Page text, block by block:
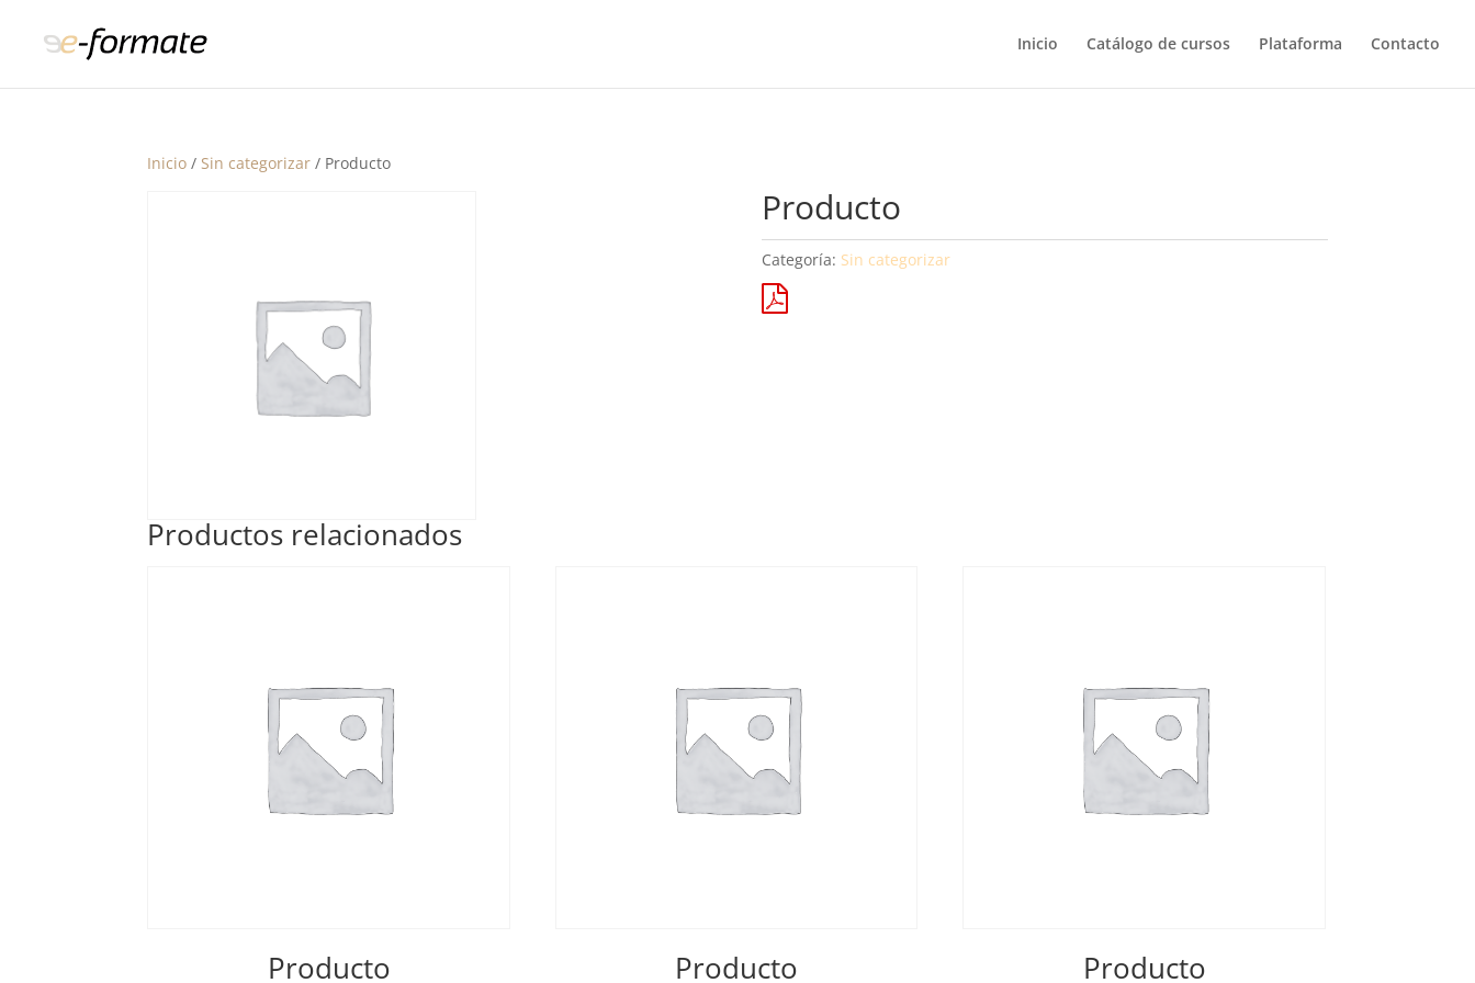
Inicio Catálogo de cursos Plataforma Contacto
Inicio / Sin categorizar / Producto
Producto
Categoría: Sin categorizar
Productos relacionados
Producto Producto Producto